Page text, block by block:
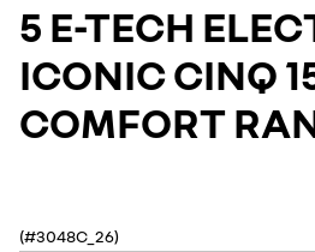
5 E-TECH
ICONIC CINQ
COMFORT
(#3048C_26)